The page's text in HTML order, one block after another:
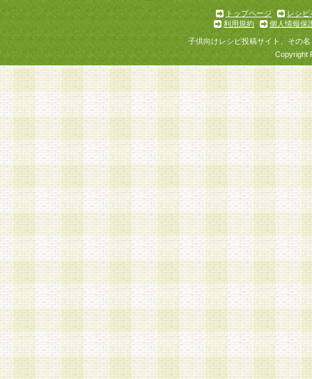
トップページ
レシピ
利用規約
個人情報保
子供向けレシピ投稿サイト、その
Copyright